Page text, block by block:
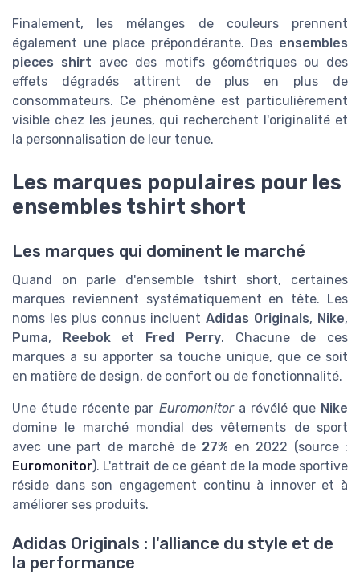
Finalement, les mélanges de couleurs prennent
également une place prépondérante. Des ensembles
pieces shirt avec des motifs géométriques ou des
effets dégradés attirent de plus en plus de
consommateurs. Ce phénomène est particulièrement
visible chez les jeunes, qui recherchent l'originalité et
la personnalisation de leur tenue.
Les marques populaires pour les
ensembles tshirt short
Les marques qui dominent le marché
Quand on parle d'ensemble tshirt short, certaines
marques reviennent systématiquement en tête. Les
noms les plus connus incluentAdidas Originals, Nike,
Puma, Reeboket Fred Perry. Chacune de ces
marques a su apporter sa touche unique, que ce soit
en matière de design, de confort ou de fonctionnalité.
Une étude récente par Euromonitora révélé que Nike
domine le marché mondial des vêtements de sport
avec une part de marché de 27% en 2022 (source :
Euromonitor). L'attrait de ce géant de la mode sportive
réside dans son engagement continu à innover et à
améliorer ses produits.
Adidas Originals : l'alliance du style et de
la performance